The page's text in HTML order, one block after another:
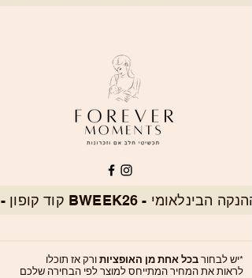
*יש לבחור בכל אחת מן האופציות ורק אז תוכלו
לראות את המחיר המתייחס למוצר לפי הבחירה שלכם